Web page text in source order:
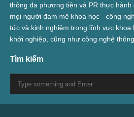
thông đa phương tiện và PR thực
mọi người đam mê khoa học - công
tức và kinh nghiệm trong lĩnh vực khoa
khởi nghiệp, cũng như công nghệ
Tìm kiếm